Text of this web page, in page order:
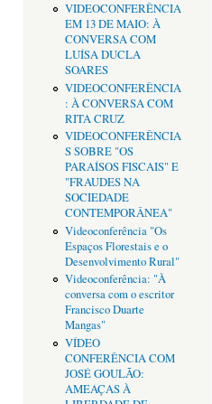
VIDEOCONFERÊNCIA
EM 13 DE MAIO: À
CONVERSA COM
LUÍSA DUCLA
SOARES
VIDEOCONFERÊNCIA
: À CONVERSA COM
RITA CRUZ
VIDEOCONFERÊNCIA
S SOBRE "OS
PARAÍSOS FISCAIS" E
"FRAUDES NA
SOCIEDADE
CONTEMPORÂNEA"
Videoconferência "Os
Espaços Florestais e o
Desenvolvimento Rural"
Videoconferência: "À
conversa com o escritor
Francisco Duarte
Mangas"
VÍDEO
CONFERÊNCIA COM
JOSÉ GOULÃO:
AMEAÇAS À